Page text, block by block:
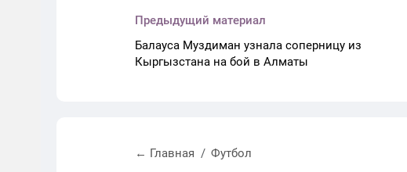
Предыдущий материал
Балауса Муздиман узнала соперницу из
Кыргызстана на бой в Алматы
← Главная Футбол